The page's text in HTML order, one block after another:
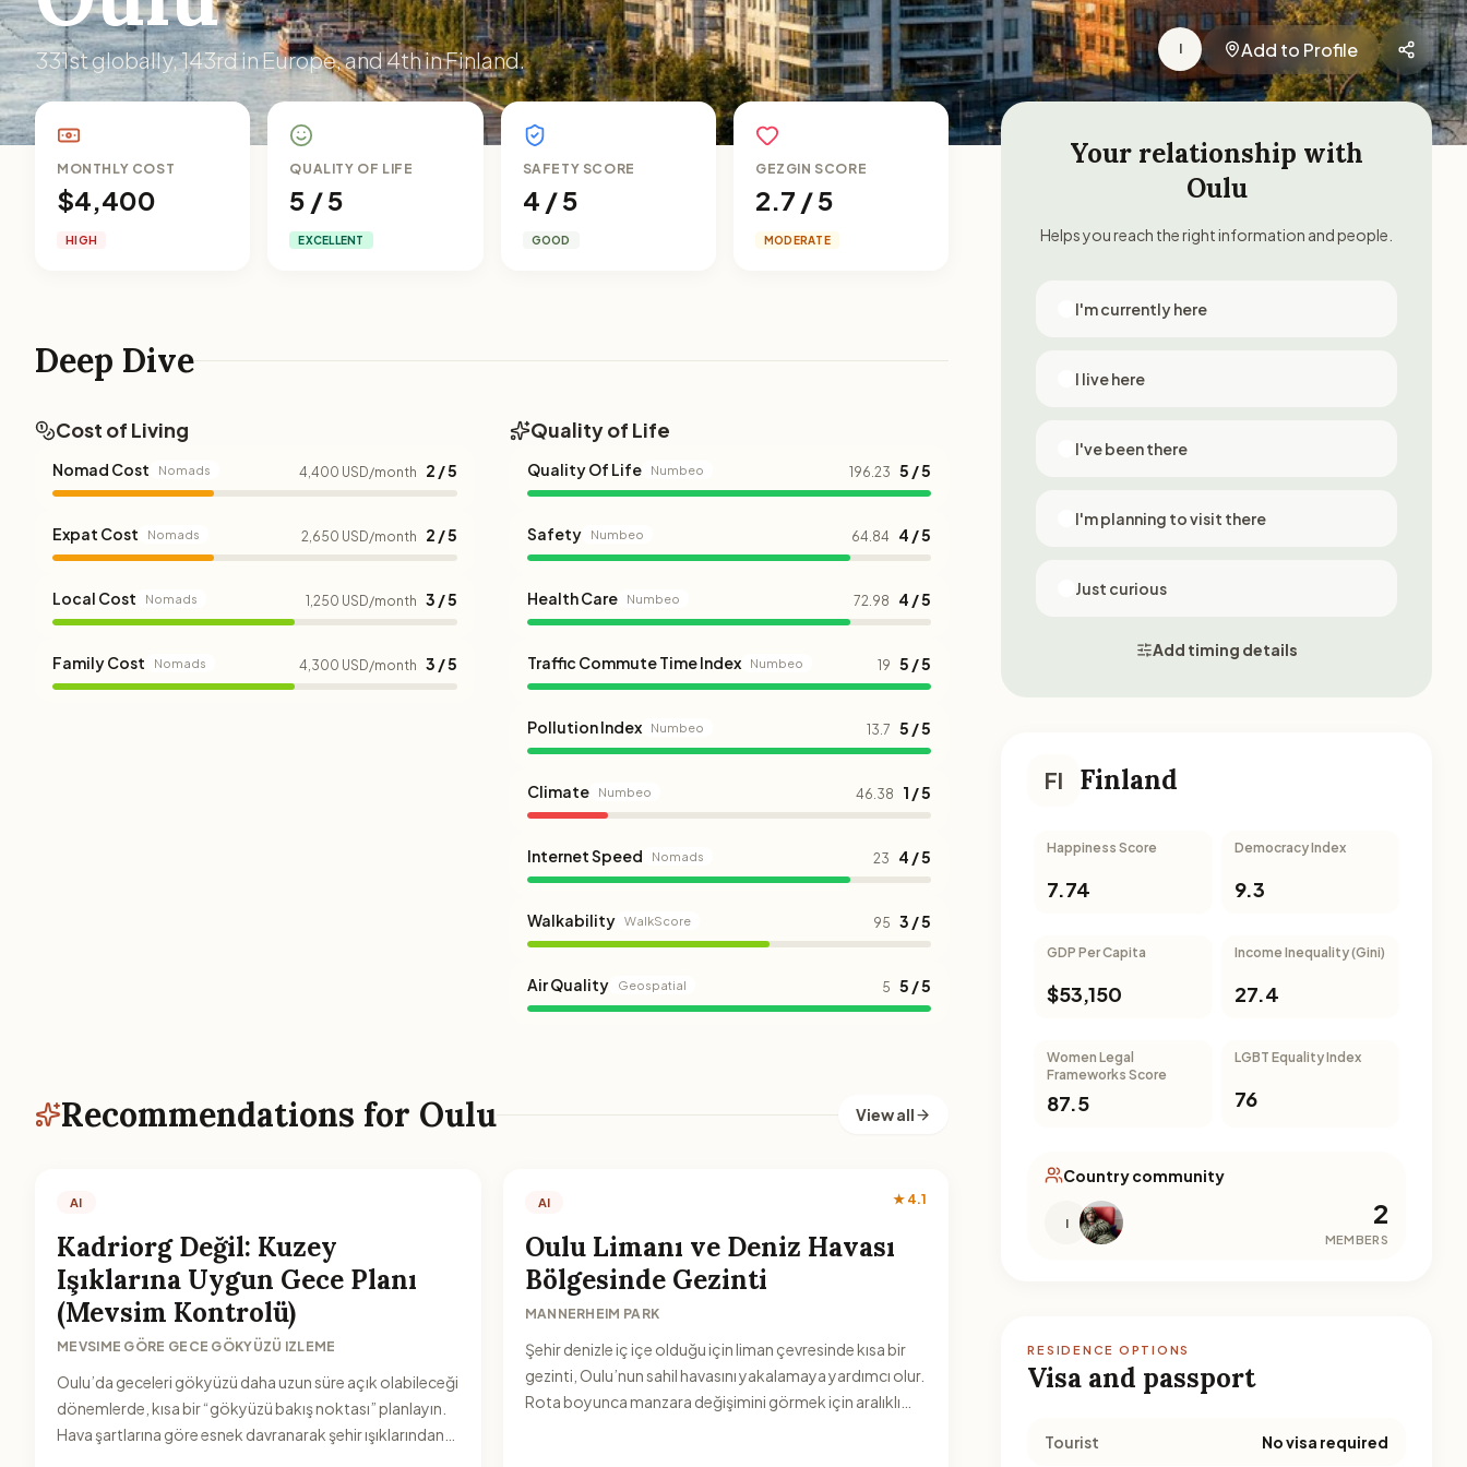
331st globally, 143rd in Europe, and 4th in Finland. I Add to Profile
MONTHLY COST
$4,400
HIGH
QUALITY OF LIFE
5 / 5
EXCELLENT
SAFETY SCORE
4 / 5
GOOD
GEZGIN SCORE
2.7 / 5
MODERATE
Deep Dive
Cost of Living
Nomad Cost Nomads 4,400 USD/month 2 / 5
Expat Cost Nomads 2,650 USD/month 2 / 5
Local Cost Nomads 1,250 USD/month 3 / 5
Family Cost Nomads 4,300 USD/month 3 / 5
Quality of Life
Quality Of Life Numbeo 196.23 5 / 5
Safety Numbeo 64.84 4 / 5
Health Care Numbeo 72.98 4 / 5
Traffic Commute Time Index Numbeo 19 5 / 5
Pollution Index Numbeo 13.7 5 / 5
Climate Numbeo 46.38 1 / 5
Internet Speed Nomads 23 4 / 5
Walkability WalkScore 95 3 / 5
Air Quality Geospatial 5 5 / 5
Recommendations for Oulu View all
AI
Kadriorg Değil: Kuzey
Işıklarına Uygun Gece Planı
(Mevsim Kontrolü)
MEVSIME GÖRE GECE GÖKYÜZÜ IZLEME
Oulu’da geceleri gökyüzü daha uzun süre açık olabileceği
dönemlerde, kısa bir “gökyüzü bakış noktası” planlayın.
Hava şartlarına göre esnek davranarak şehir ışıklarından
AI ★ 4.1
Oulu Limanı ve Deniz Havası
Bölgesinde Gezinti
MANNERHEIM PARK
Şehir denizle iç içe olduğu için liman çevresinde kısa bir
gezinti, Oulu’nun sahil havasını yakalamaya yardımcı olur.
Rota boyunca manzara değişimini görmek için aralıklı
Your relationship with
Oulu
Helps you reach the right information and people.
I'm currently here
I live here
I've been there
I'm planning to visit there
Just curious
Add timing details
FI Finland
Happiness Score
7.74
Democracy Index
9.3
GDP Per Capita
$53,150
Income Inequality (Gini)
27.4
Women Legal
Frameworks Score
87.5
LGBT Equality Index
76
Country community
I 2
MEMBERS
RESIDENCE OPTIONS
Visa and passport
Tourist No visa required